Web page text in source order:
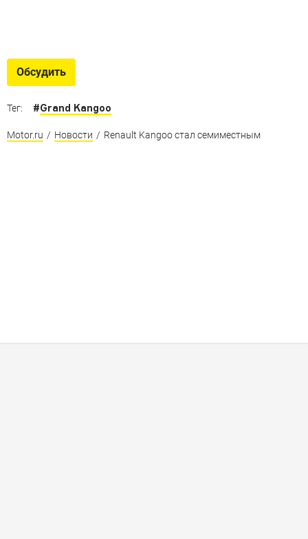
Обсудить
Тег: #Grand Kangoo
Motor.ru / Новости / Renault Kangoo стал семиместным